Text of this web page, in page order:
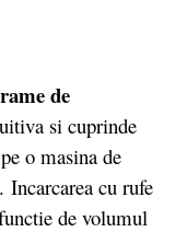
de
si cuprinde
o masina de
cu rufe
de volumul